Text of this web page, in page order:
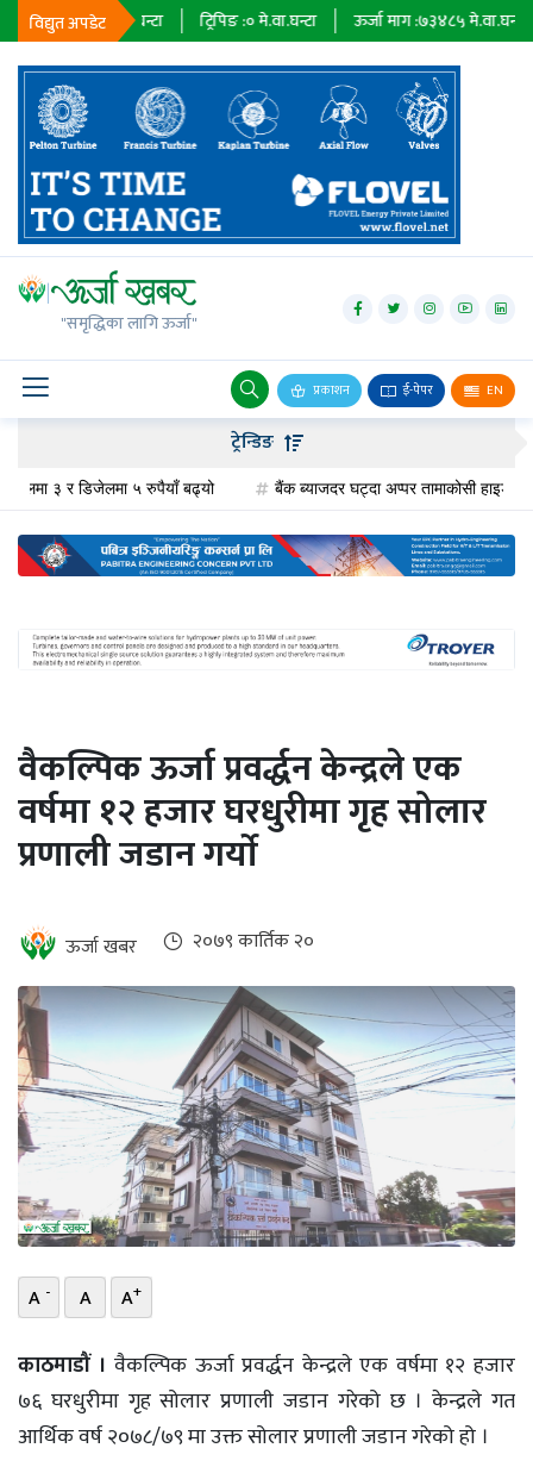
विद्युत अपडेट
मे.वा.घन्टा ट्रिपिङ : मे.वा.घन्टा ऊर्जा माग :७३४८५मे.वा.घन्टा
"समृद्धिका लागि ऊर्जा"
प्रकाशन ई-पेपर EN
जलविद्युत्
सोलार
वायु
बायोग्यास
पेट्रोलियम
अन्तर्राष्ट्रिय
ऊर्जा
दक्षता
खबर
हरित
हाइड्रोजन
सम्पादकीय
बैंक
पर्यटन
भिडियो
छापा
खोज
ऊर्जा
विशेष
ट्रेन्डिङ
३ र डिजेलमा ५ रुपैयाँ बढ्यो बैंक ब्याजदर घट्दा अप्पर तामाकोसी
वैकल्पिक ऊर्जा प्रवर्द्धन केन्द्रले एक
वर्षमा १२ हजार घरधुरीमा गृह सोलार
प्रणाली जडान गर्याे
ऊर्जा खबर २०७९ कार्तिक २०
A - A A+
काठमाडौं । वैकल्पिक ऊर्जा प्रवर्द्धन केन्द्रले एक वर्षमा १२ हजार
७६ घरधुरीमा गृह सोलार प्रणाली जडान गरेको छ । केन्द्रले गत
आर्थिक वर्ष २०७८/७९ मा उक्त सोलार प्रणाली जडान गरेको हो ।